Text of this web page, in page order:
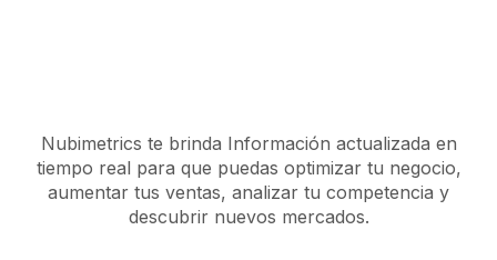
Nubimetrics te brinda Información actualizada en
tiempo real para que puedas optimizar tu negocio,
aumentar tus ventas, analizar tu competencia y
descubrir nuevos mercados.